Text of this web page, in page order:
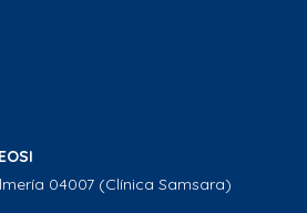
04007 (Clínica Samsara)